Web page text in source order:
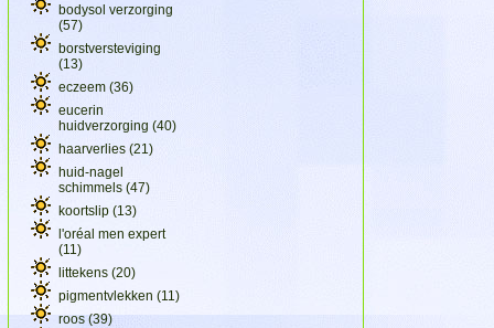
bodysol verzorging
(57)
borstversteviging
(13)
eczeem (36)
eucerin
huidverzorging (40)
haarverlies (21)
huid-nagel
schimmels (47)
koortslip (13)
l'oréal men expert
(11)
littekens (20)
pigmentvlekken (11)
roos(39)